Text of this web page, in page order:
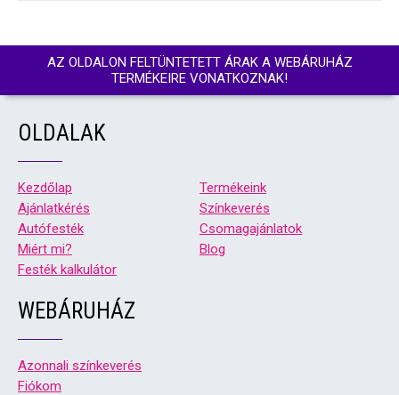
AZ OLDALON FELTÜNTETETT ÁRAK A WEBÁRUHÁZ
TERMÉKEIRE VONATKOZNAK!
OLDALAK
Kezdőlap
Termékeink
Ajánlatkérés
Színkeverés
Autófesték
Csomagajánlatok
Miért mi?
Blog
Festék kalkulátor
WEBÁRUHÁZ
Azonnali színkeverés
Fiókom